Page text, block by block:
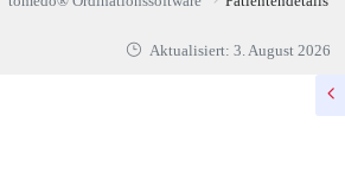
Aktualisiert: 3. August 2026